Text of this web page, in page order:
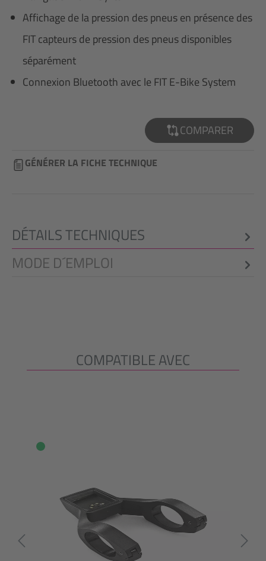
Affichage de la pression des pneus en présence des
FIT capteurs de pression des pneus disponibles
séparément
Connexion Bluetooth avec le FIT E-Bike System
COMPARER
GÉNÉRER LA FICHE TECHNIQUE
DÉTAILS TECHNIQUES
MODE D´EMPLOI
Ignorer la galerie de produits
COMPATIBLE AVEC